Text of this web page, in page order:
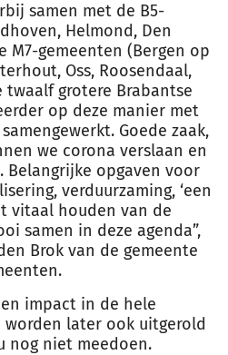
samen met de B5-
Helmond, Den
M7-gemeenten (Bergen op
Oss, Roosendaal,
twaalf grotere Brabantse
op deze manier met
Goede zaak,
we corona verslaan en
Belangrijke opgaven voor
verduurzaming, ‘een
vitaal houden van de
samen in deze agenda”,
Brok van de gemeente
.
impact in de hele
later ook uitgerold
nog niet meedoen.